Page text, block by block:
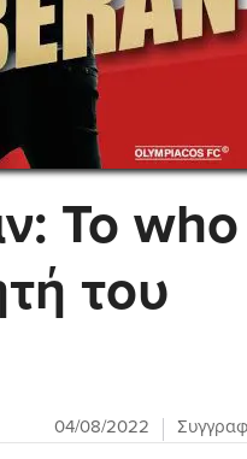
Το
του
04/08/2022